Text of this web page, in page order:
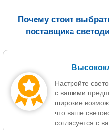
Почему стоит
поставщика
Настройте
с вашими
широкие
что ваше
согласуется с